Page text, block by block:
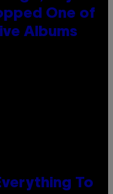
One of
Albums
To